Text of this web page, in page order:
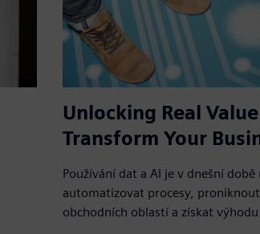
Unlocking Real
Transform Your
Používání dat a AI je v dnešní
automatizovat procesy,
obchodních oblastí a získat